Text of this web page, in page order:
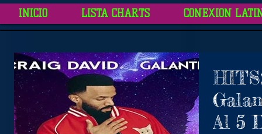
INICIO LISTA CHARTS CONEXION
Al 5